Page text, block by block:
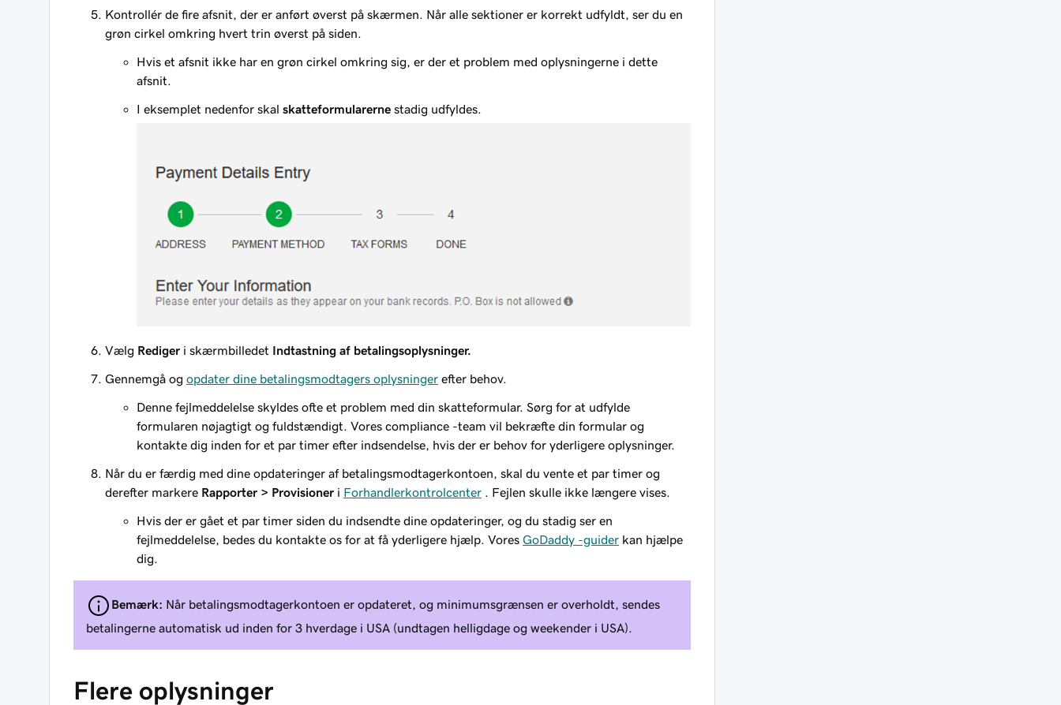
Kontrollér de fire afsnit, der er anført øverst på skærmen. Når alle sektioner er korrekt udfyldt, ser du en
grøn cirkel omkring hvert trin øverst på siden.
Hvis et afsnit ikke har en grøn cirkel omkring sig, er der et problem med oplysningerne i dette
afsnit.
I eksemplet nedenfor skal skatteformularerne stadig udfyldes.
Vælg Rediger i skærmbilledet Indtastning af betalingsoplysninger.
Gennemgå og opdater dine betalingsmodtagers oplysninger efter behov.
Denne fejlmeddelelse skyldes ofte et problem med din skatteformular. Sørg for at udfylde
formularen nøjagtigt og fuldstændigt. Vores compliance -team vil bekræfte din formular og
kontakte dig inden for et par timer efter indsendelse, hvis der er behov for yderligere oplysninger.
Når du er færdig med dine opdateringer af betalingsmodtagerkontoen, skal du vente et par timer og
derefter markere Rapporter > Provisioner i Forhandlerkontrolcenter . Fejlen skulle ikke længere vises.
Hvis der er gået et par timer siden du indsendte dine opdateringer, og du stadig ser en
fejlmeddelelse, bedes du kontakte os for at få yderligere hjælp. Vores GoDaddy -guider kan hjælpe
dig.
Bemærk: Når betalingsmodtagerkontoen er opdateret, og minimumsgrænsen er overholdt, sendes
betalingerne automatisk ud inden for 3 hverdage i USA (undtagen helligdage og weekender i USA).
Flere oplysninger